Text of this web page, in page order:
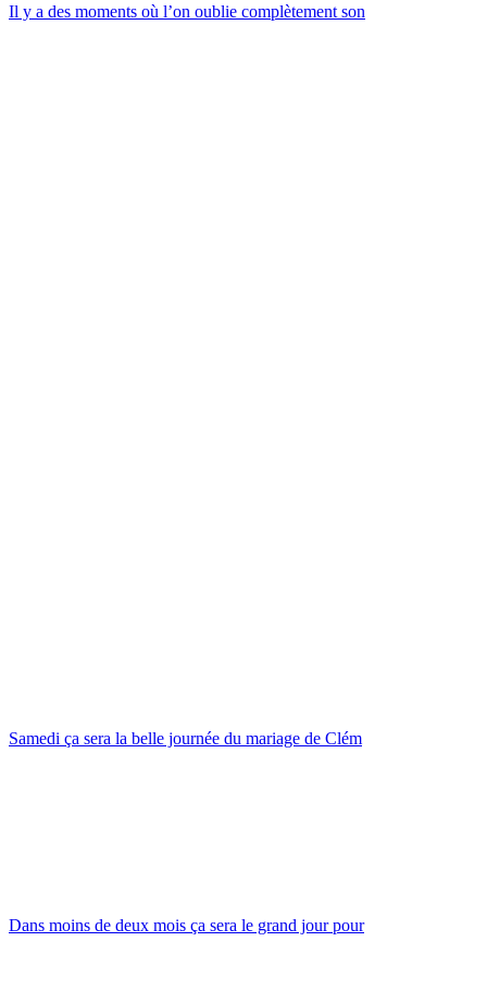
Il y a des moments où l’on oublie complètement son
Samedi ça sera la belle journée du mariage de Clém
Dans moins de deux mois ça sera le grand jour pour